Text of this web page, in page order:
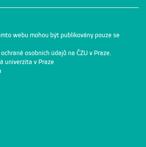
webu mohou být publikovány pouze se
osobních údajů na ČZU v Praze.
univerzita v Praze